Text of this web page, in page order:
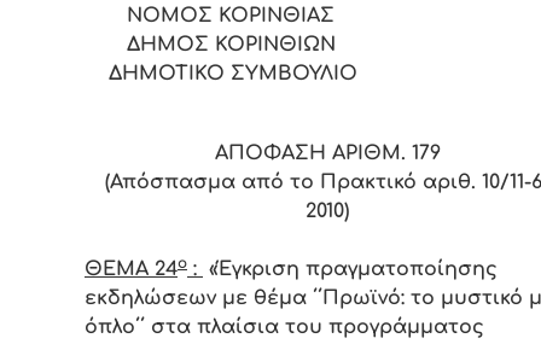
ΝΟΜΟΣ ΚΟΡΙΝΘΙΑΣ
ΔΗΜΟΣ ΚΟΡΙΝΘΙΩΝ
ΔΗΜΟΤΙΚΟ ΣΥΜΒΟΥΛΙΟ
ΑΠΟΦΑΣΗ ΑΡΙΘΜ. 179
(Απόσπασμα από το Πρακτικό αριθ. 10/11-
2010)
ΘΕΜΑ 24ο : «Έγκριση πραγματοποίησης
εκδηλώσεων με θέμα ΄΄Πρωϊνό: το μυστικό
όπλο΄΄ στα πλαίσια του προγράμματος